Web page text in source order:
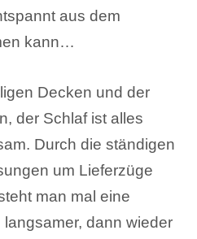
aus dem
kann…
Decken und der
der Schlaf ist alles
Durch die ständigen
um Lieferzüge
man mal eine
langsamer, dann wieder